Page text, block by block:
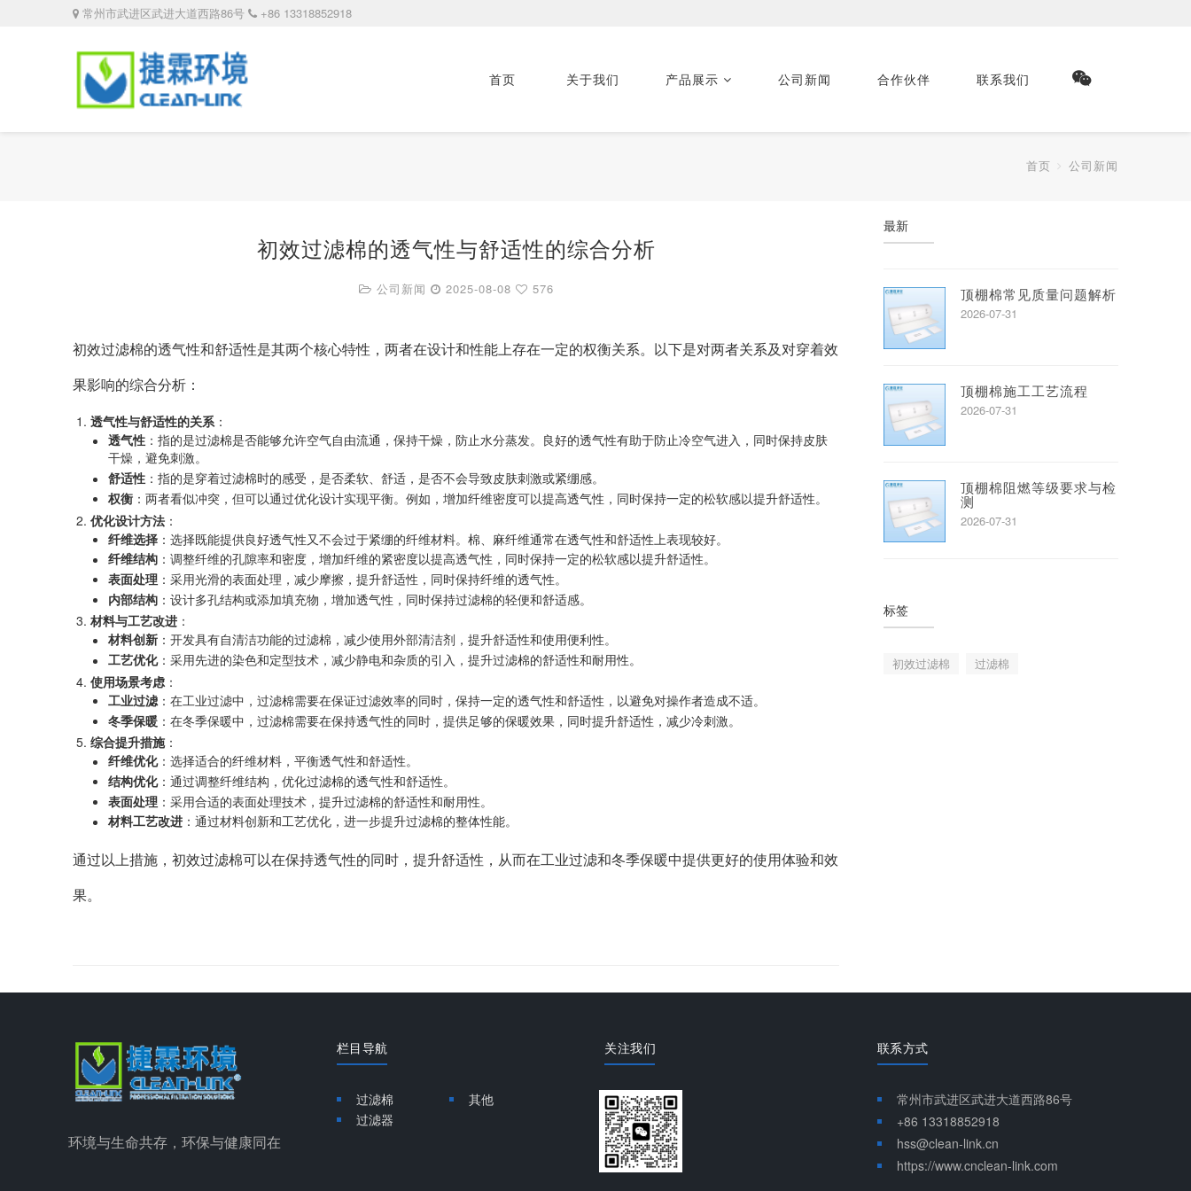
常州市武进区武进大道西路86号 +86 13318852918
首页 关于我们 产品展示 公司新闻 合作伙伴 联系我们
首页 公司新闻
初效过滤棉的透气性与舒适性的综合分析
公司新闻 2025-08-08 576
初效过滤棉的透气性和舒适性是其两个核心特性，两者在设计和性能上存在一定的权衡关系。以下是对两者关系及对穿着效
果影响的综合分析：
透气性与舒适性的关系：
透气性 ：指的是过滤棉是否能够允许空气自由流通，保持干燥，防止水分蒸发。良好的透气性有助于防止冷空气进入，同时保持皮肤
干燥，避免刺激。
舒适性 ：指的是穿着过滤棉时的感受，是否柔软、舒适，是否不会导致皮肤刺激或紧绷感。
权衡 ：两者看似冲突，但可以通过优化设计实现平衡。例如，增加纤维密度可以提高透气性，同时保持一定的松软感以提升舒适性。
优化设计方法 ：
纤维选择 ：选择既能提供良好透气性又不会过于紧绷的纤维材料。棉、麻纤维通常在透气性和舒适性上表现较好。
纤维结构 ：调整纤维的孔隙率和密度，增加纤维的紧密度以提高透气性，同时保持一定的松软感以提升舒适性。
表面处理 ：采用光滑的表面处理，减少摩擦，提升舒适性，同时保持纤维的透气性。
内部结构 ：设计多孔结构或添加填充物，增加透气性，同时保持过滤棉的轻便和舒适感。
材料与工艺改进 ：
材料创新 ：开发具有自清洁功能的过滤棉，减少使用外部清洁剂，提升舒适性和使用便利性。
工艺优化：采用先进的染色和定型技术，减少静电和杂质的引入，提升过滤棉的舒适性和耐用性。
使用场景考虑 ：
工业过滤：在工业过滤中，过滤棉需要在保证过滤效率的同时，保持一定的透气性和舒适性，以避免对操作者造成不适。
冬季保暖 ：在冬季保暖中，过滤棉需要在保持透气性的同时，提供足够的保暖效果，同时提升舒适性，减少冷刺激。
综合提升措施：
纤维优化：选择适合的纤维材料，平衡透气性和舒适性。
结构优化：通过调整纤维结构，优化过滤棉的透气性和舒适性。
表面处理 ：采用合适的表面处理技术，提升过滤棉的舒适性和耐用性。
材料工艺改进 ：通过材料创新和工艺优化，进一步提升过滤棉的整体性能。
通过以上措施，初效过滤棉可以在保持透气性的同时，提升舒适性，从而在工业过滤和冬季保暖中提供更好的使用体验和效
果。
最新
顶棚棉常见质量问题解析
2026-07-31
顶棚棉施工工艺流程
2026-07-31
顶棚棉阻燃等级要求与检
测
2026-07-31
标签
初效过滤棉 过滤棉
环境与生命共存，环保与健康同在
栏目导航
过滤棉
其他
过滤器
关注我们 联系方式
常州市武进区武进大道西路86号
+86 13318852918
hss@clean-link.cn
https://www.cnclean-link.com